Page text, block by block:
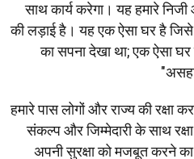
साथ कार्य करेगा। यह हमारे
की लड़ाई है। यह एक ऐसा घर है
का सपना देखा था; एक ऐसा
"हमारे पास लोगों और राज्य की रक्षा
संकल्प और जिम्मेदारी के साथ
अपनी सुरक्षा को मजबूत करने